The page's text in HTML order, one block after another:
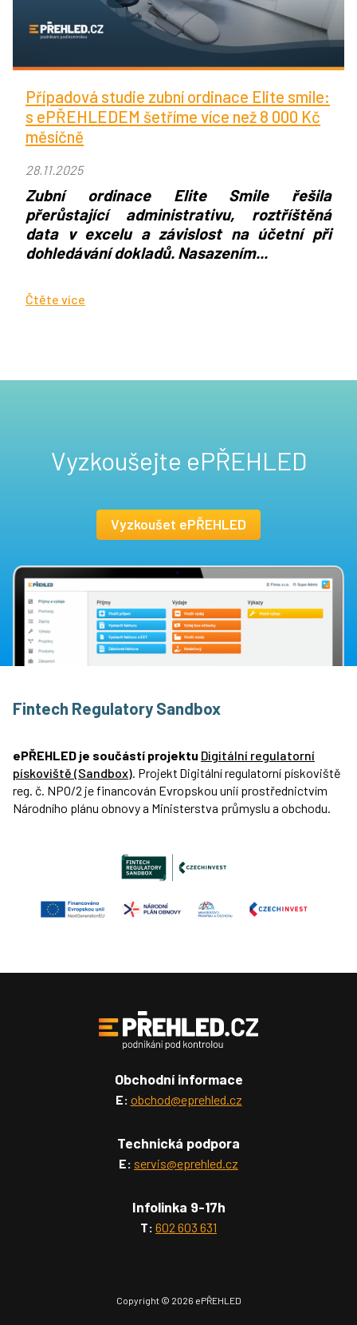
Případová studie zubní ordinace Elite smile:
s ePŘEHLEDEM šetříme více než 8 000 Kč
měsíčně
28.11.2025
Zubní ordinace Elite Smile řešila
přerůstající administrativu, roztříštěná
data v excelu a závislost na účetní při
dohledávání dokladů. Nasazením...
Čtěte více
Vyzkoušejte ePŘEHLED
Vyzkoušet ePŘEHLED
Fintech Regulatory Sandbox
ePŘEHLED je součástí projektu Digitální regulatorní
pískoviště (Sandbox). Projekt Digitální regulatorní pískoviště
reg. č. NPO/2 je financován Evropskou unií prostřednictvím
Národního plánu obnovy a Ministerstva průmyslu a obchodu.
Obchodní informace
E: obchod@eprehled.cz
Technická podpora
E: servis@eprehled.cz
Infolinka 9-17h
T: 602 603 631
Copyright © 2026 ePŘEHLED